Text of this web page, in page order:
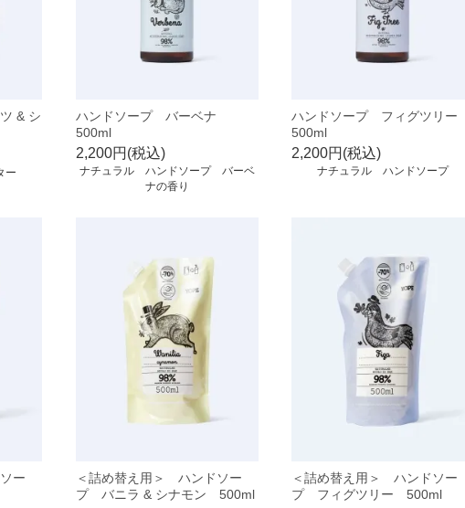
& シ
ー
ハンドソープ バーベナ
500ml
2,200円(税込)
ナチュラル ハンドソープ バーベ
ナの香り
ハンドソープ フィグツリー
500ml
2,200円(税込)
ナチュラル ハンドソープ
ー
＜詰め替え用＞ ハンドソー
プ バニラ & シナモン 500ml
＜詰め替え用＞ ハンドソー
プ フィグツリー 500ml